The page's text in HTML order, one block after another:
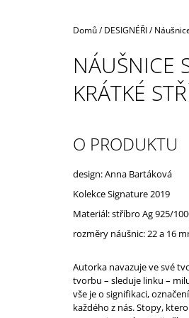
Domů/ DESIGNÉŘI/
NÁUŠNICE
KRÁTKÉ
O PRODUKTU
design: Anna Bartáková
Kolekce Signature 2019
Materiál: stříbro Ag 925/
rozměry náušnic: 22 a 16
Autorka navazuje ve své
tvorbu – sleduje linku –
vše je o signifikaci,
každého z nás. Stopy,